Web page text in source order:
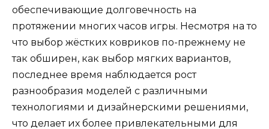
обеспечивающие долговечность на
протяжении многих часов игры. Несмотря на то
что выбор жёстких ковриков по-прежнему не
так обширен, как выбор мягких вариантов,
последнее время наблюдается рост
разнообразия моделей с различными
технологиями и дизайнерскими решениями,
что делает их более привлекательными для